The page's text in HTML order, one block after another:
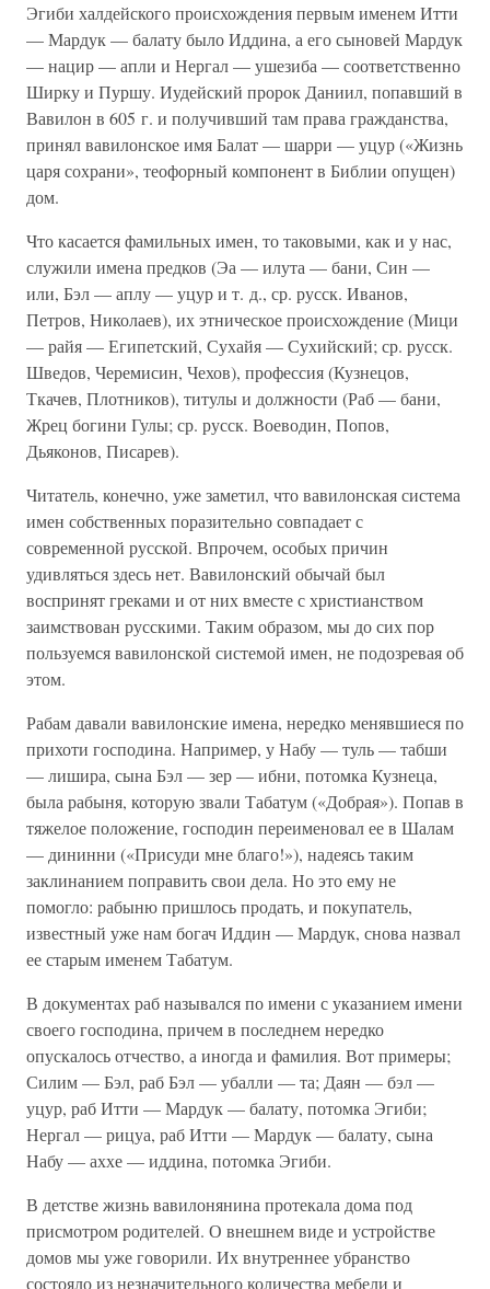
Эгиби халдейского происхождения первым именем Итти
— Мардук — балату было Иддина, а его сыновей Мардук
— нацир — апли и Нергал — ушезиба — соответственно
Ширку и Пуршу. Иудейский пророк Даниил, попавший в
Вавилон в 605 г. и получивший там права гражданства,
принял вавилонское имя Балат — шарри — уцур («Жизнь
царя сохрани», теофорный компонент в Библии опущен)
дом.
Что касается фамильных имен, то таковыми, как и у нас,
служили имена предков (Эа — илута — бани, Син —
или, Бэл — аплу — уцур и т. д., ср. русск. Иванов,
Петров, Николаев), их этническое происхождение (Мици
— райя — Египетский, Сухайя — Сухийский; ср. русск.
Шведов, Черемисин, Чехов), профессия (Кузнецов,
Ткачев, Плотников), титулы и должности (Раб — бани,
Жрец богини Гулы; ср. русск. Воеводин, Попов,
Дьяконов, Писарев).
Читатель, конечно, уже заметил, что вавилонская система
имен собственных поразительно совпадает с
современной русской. Впрочем, особых причин
удивляться здесь нет. Вавилонский обычай был
воспринят греками и от них вместе с христианством
заимствован русскими. Таким образом, мы до сих пор
пользуемся вавилонской системой имен, не подозревая об
этом.
Рабам давали вавилонские имена, нередко менявшиеся по
прихоти господина. Например, у Набу — туль — табши
— лишира, сына Бэл — зер — ибни, потомка Кузнеца,
была рабыня, которую звали Табатум («Добрая»). Попав в
тяжелое положение, господин переименовал ее в Шалам
— дининни («Присуди мне благо!»), надеясь таким
заклинанием поправить свои дела. Но это ему не
помогло: рабыню пришлось продать, и покупатель,
известный уже нам богач Иддин — Мардук, снова назвал
ее старым именем Табатум.
В документах раб назывался по имени с указанием имени
своего господина, причем в последнем нередко
опускалось отчество, а иногда и фамилия. Вот примеры;
Силим — Бэл, раб Бэл — убалли — та; Даян — бэл —
уцур, раб Итти — Мардук — балату, потомка Эгиби;
Нергал — рицуа, раб Итти — Мардук — балату, сына
Набу — аххе — иддина, потомка Эгиби.
В детстве жизнь вавилонянина протекала дома под
присмотром родителей. О внешнем виде и устройстве
домов мы уже говорили. Их внутреннее убранство
состояло из незначительного количества мебели и